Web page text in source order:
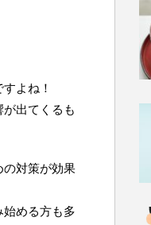
よね！
出てくるも
の対策が効果
める方も多